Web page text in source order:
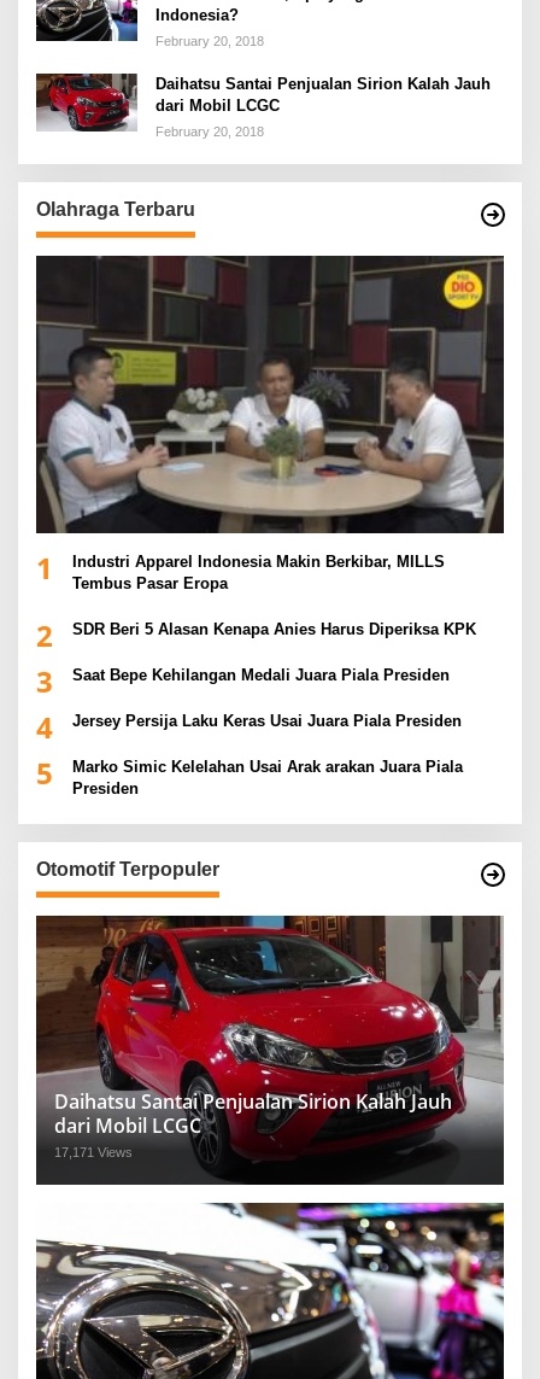
Indonesia?
February 20, 2018
Daihatsu Santai Penjualan Sirion Kalah Jauh
dari Mobil LCGC
February 20, 2018
Olahraga Terbaru
1
Industri Apparel Indonesia Makin Berkibar, MILLS
Tembus Pasar Eropa
2 SDR Beri 5 Alasan Kenapa Anies Harus Diperiksa KPK
3 Saat Bepe Kehilangan Medali Juara Piala Presiden
4 Jersey Persija Laku Keras Usai Juara Piala Presiden
5
Marko Simic Kelelahan Usai Arak arakan Juara Piala
Presiden
Otomotif Terpopuler
Daihatsu Santai Penjualan Sirion Kalah Jauh
dari Mobil LCGC
17,171 Views